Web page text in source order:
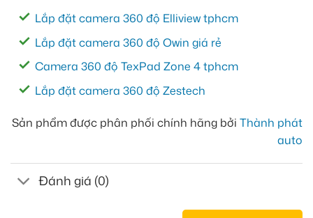
Lắp đặt camera 360 độ Elliview tphcm
Lắp đặt camera 360 độ Owin giá rẻ
Camera 360 độ TexPad Zone 4 tphcm
Lắp đặt camera 360 độ Zestech
Sản phẩm được phân phối chính hãng bởi Thành phát
auto
Đánh giá (0)